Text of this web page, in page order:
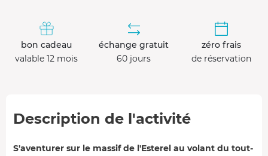
bon cadeau
valable 12 mois
échange gratuit
60 jours
zéro frais
de réservation
Description de l'activité
S'aventurer sur le massif de l'Esterel au volant du tout-